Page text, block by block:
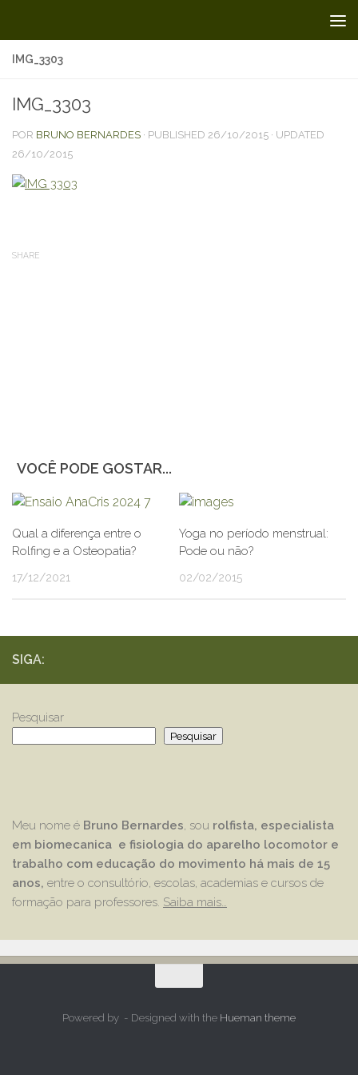
IMG_3303
IMG_3303
POR BRUNO BERNARDES · PUBLISHED 26/10/2015 · UPDATED
26/10/2015
SHARE
VOCÊ PODE GOSTAR...
Qual a diferença entre o
Rolfing e a Osteopatia?
17/12/2021
Yoga no período menstrual:
Pode ou não?
02/02/2015
SIGA:
Pesquisar
Pesquisar
Meu nome é Bruno Bernardes, sou rolfista, especialista
em biomecanica e fisiologia do aparelho locomotor e
trabalho com educação do movimento há mais de 15
anos, entre o consultório, escolas, academias e cursos de
formação para professores. Saiba mais…
Powered by - Designed with the Hueman theme